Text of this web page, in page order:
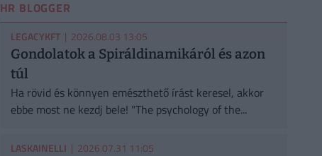
HR BLOGGER
LEGACYKFT| 2026.08.03 13:05
Gondolatok a Spiráldinamikáról és azon
túl
Ha rövid és könnyen emészthető írást keresel, akkor
ebbe most ne kezdj bele! "The psychology of the...
LASKAINELLI | 2026.07.31 11:05